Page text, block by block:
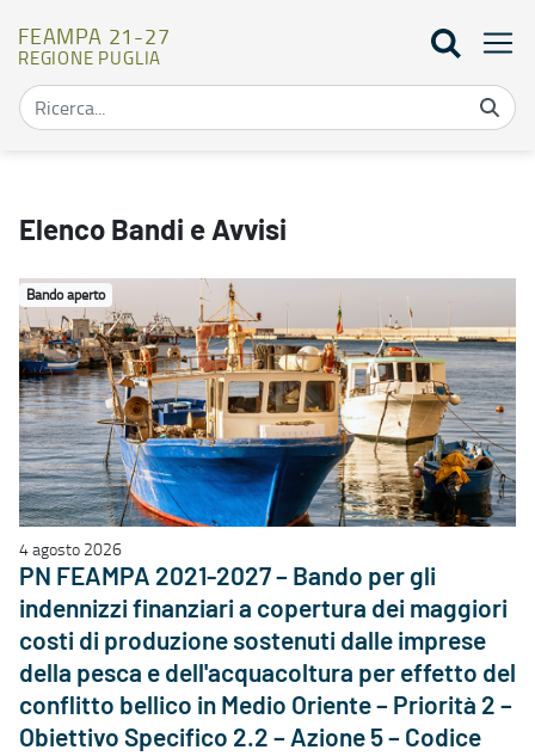
FEAMPA 21-27
REGIONE PUGLIA
Elenco Bandi e Avvisi
Bando aperto
4 agosto 2026
PN FEAMPA 2021-2027 – Bando per gli
indennizzi finanziari a copertura dei maggiori
costi di produzione sostenuti dalle imprese
della pesca e dell'acquacoltura per effetto del
conflitto bellico in Medio Oriente – Priorità 2 –
Obiettivo Specifico 2.2 – Azione 5 – Codice